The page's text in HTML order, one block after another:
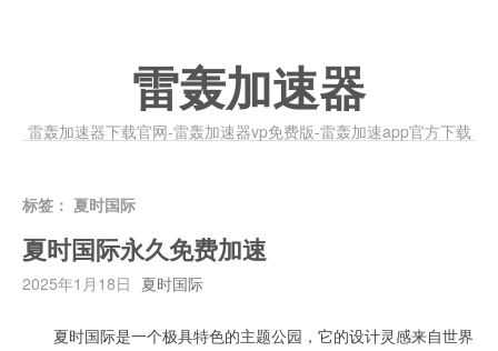
雷轰加速器
雷轰加速器下载官网-雷轰加速器vp免费版-雷轰加速app官方下载
标签： 夏时国际
夏时国际永久免费加速
2025年1月18日 夏时国际
夏时国际是一个极具特色的主题公园，它的设计灵感来自世界